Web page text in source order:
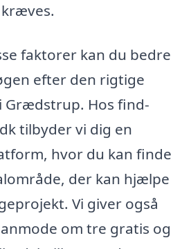
faktorer kan du bedre
efter den rigtige
Hos find-
tilbyder vi dig en
hvor du kan finde
der kan hjælpe
Vi giver også
om tre gratis og